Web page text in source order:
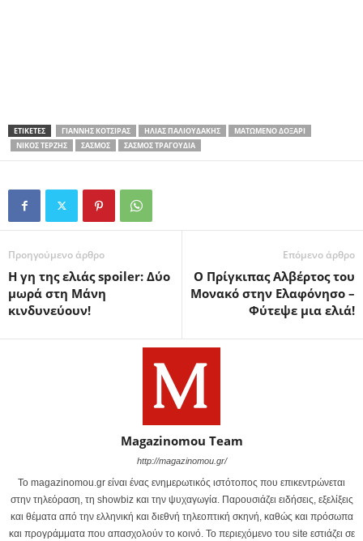
ΕΤΙΚΕΤΕΣ ΓΙΆΝΝΗΣ ΚΌΤΣΙΡΑΣ ΗΛΊΑΣ ΠΑΛΙΟΥΔΆΚΗΣ
ΜΑΤΩΜΈΝΟ ΔΟΞΆΡΙ
ΝΊΚΟΣ ΤΕΡΖΉΣ
ΣΑΣΜΌΣ ΣΑΣΜΌΣ ΤΡΑΓΟΎΔΙΑ
Προηγούμενο άρθρο
Η γη της ελιάς spoiler: Δύο
μωρά στη Μάνη
κινδυνεύουν!
Επόμενο άρθρο
Ο Πρίγκιπας Αλβέρτος του
Μονακό στην Ελαφόνησο –
Φύτεψε μια ελιά!
Magazinomou Team
http://magazinomou.gr/
Το magazinomou.gr είναι ένας ενημερωτικός ιστότοπος που επικεντρώνεται
στην τηλεόραση, τη showbiz και την ψυχαγωγία. Παρουσιάζει ειδήσεις, εξελίξεις
και θέματα από την ελληνική και διεθνή τηλεοπτική σκηνή, καθώς και πρόσωπα
και προγράμματα που απασχολούν το κοινό. Το περιεχόμενο του site εστιάζει σε